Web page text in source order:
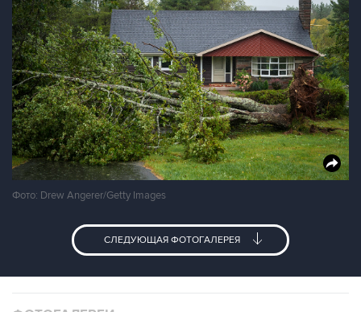
Фото: Drew Angerer/Getty Images
СЛЕДУЮЩАЯ ФОТОГАЛЕРЕЯ